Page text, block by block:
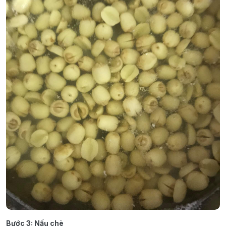
Bước 3: Nấu chè